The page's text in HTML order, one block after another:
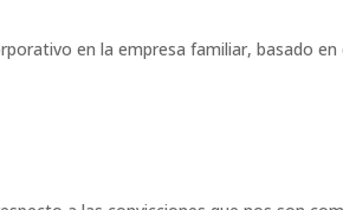
en la empresa familiar, basado